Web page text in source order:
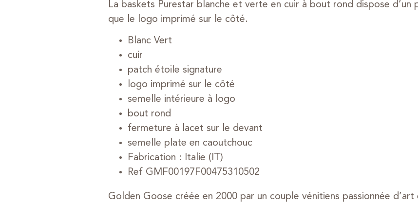
La baskets Purestar blanche et verte en cuir à bout rond dispose d’un
que le logo imprimé sur le côté.
Blanc Vert
cuir
patch étoile signature
logo imprimé sur le côté
semelle intérieure à logo
bout rond
fermeture à lacet sur le devant
semelle plate en caoutchouc
Fabrication : Italie (IT)
Ref GMF00197F00475310502
Golden Goose créée en 2000 par un couple vénitiens passionnée